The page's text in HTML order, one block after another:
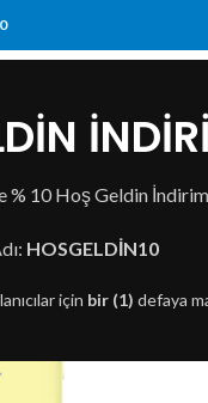
% 10 Hoş Geldin
HOSGELDİN10
için bir (1) defaya
HAKKIMIZDAİLETIŞIM